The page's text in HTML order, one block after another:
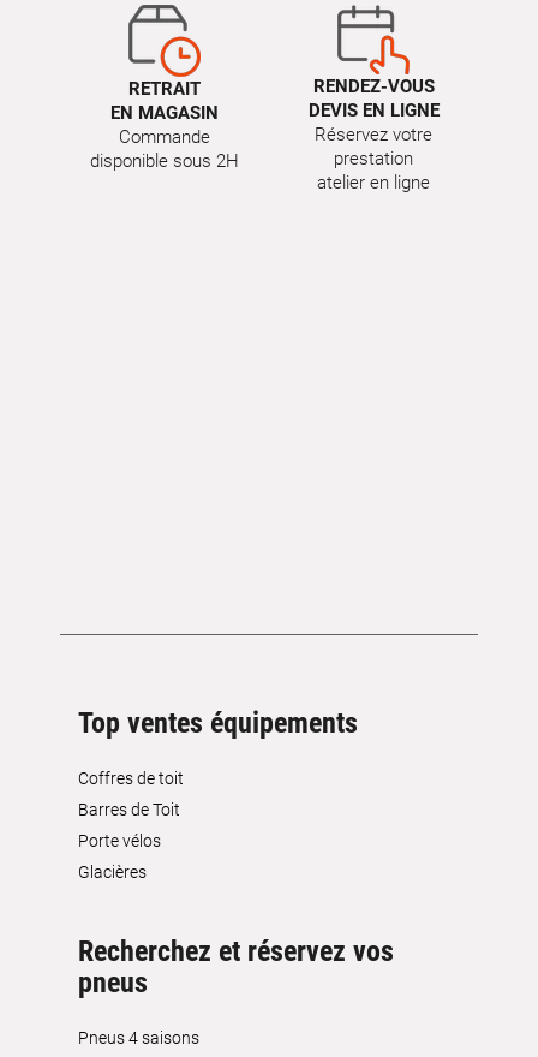
RETRAIT
EN MAGASIN
Commande
disponible sous 2H
RENDEZ-VOUS
DEVIS EN LIGNE
Réservez votre
prestation
atelier en ligne
Top ventes équipements
Coffres de toit
Barres de Toit
Porte vélos
Glacières
Recherchez et réservez vos
pneus
Pneus 4 saisons